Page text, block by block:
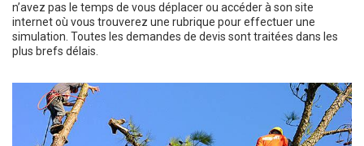
n’avez pas le temps de vous déplacer ou accéder à son site
internet où vous trouverez une rubrique pour effectuer une
simulation. Toutes les demandes de devis sont traitées dans les
plus brefs délais.